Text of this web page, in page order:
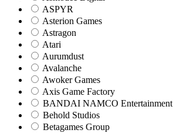
ASPYR
Asterion Games
Astragon
Atari
Aurumdust
Avalanche
Awoker Games
Axis Game Factory
BANDAI NAMCO Entertainment
Behold Studios
Betagames Group